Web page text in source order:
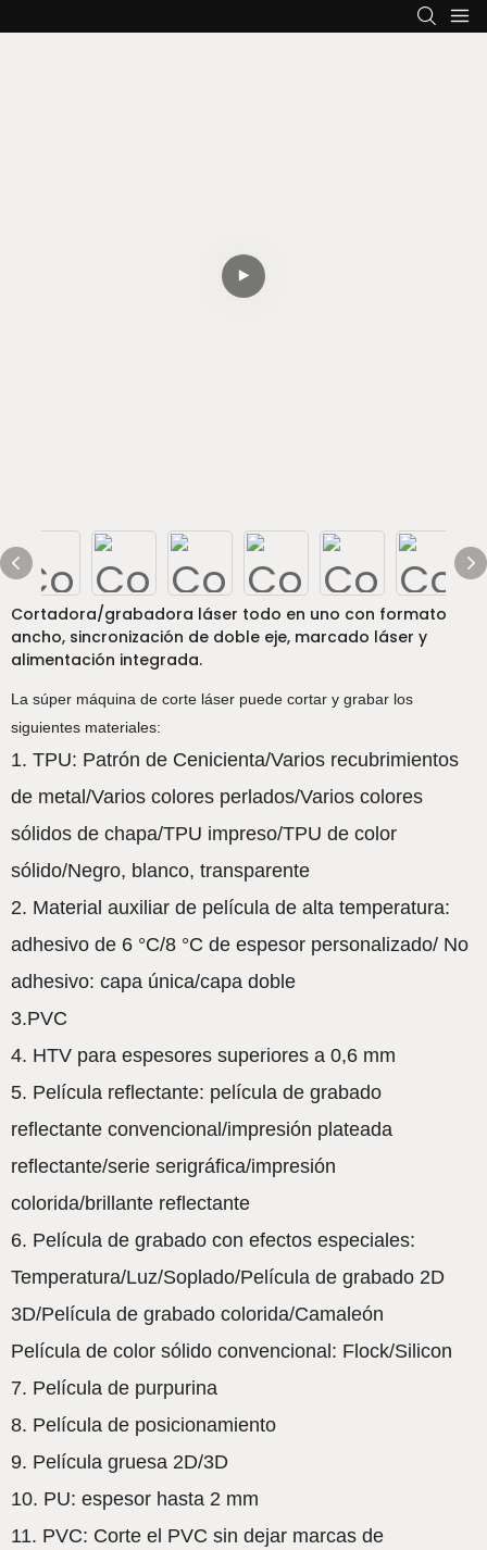
Cortadora/grabadora láser todo en uno con formato
ancho, sincronización de doble eje, marcado láser y
alimentación integrada.
La súper máquina de corte láser puede cortar y grabar los
siguientes materiales:
1. TPU: Patrón de Cenicienta/Varios recubrimientos
de metal/Varios colores perlados/Varios colores
sólidos de chapa/TPU impreso/TPU de color
sólido/Negro, blanco, transparente
2. Material auxiliar de película de alta temperatura:
adhesivo de 6 °C/8 °C de espesor personalizado/ No
adhesivo: capa única/capa doble
3.PVC
4. HTV para espesores superiores a 0,6 mm
5. Película reflectante: película de grabado
reflectante convencional/impresión plateada
reflectante/serie serigráfica/impresión
colorida/brillante reflectante
6. Película de grabado con efectos especiales:
Temperatura/Luz/Soplado/Película de grabado 2D
3D/Película de grabado colorida/Camaleón
Película de color sólido convencional: Flock/Silicon
7. Película de purpurina
8. Película de posicionamiento
9. Película gruesa 2D/3D
10. PU: espesor hasta 2 mm
11. PVC: Corte el PVC sin dejar marcas de